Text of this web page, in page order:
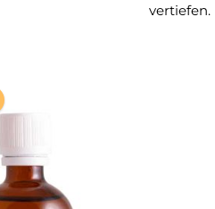
vertiefen.